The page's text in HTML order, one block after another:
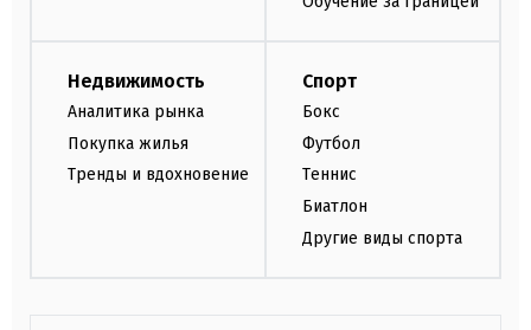
Недвижимость
Аналитика рынка
Покупка жилья
Тренды и вдохновение
Спорт
Бокс
Футбол
Теннис
Биатлон
Другие виды спорта